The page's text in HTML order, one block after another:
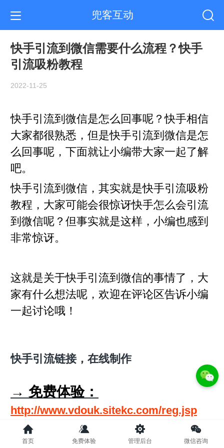
兜客互动
快手引流到微信需要什么流程？快手
引流吸粉教程
2022-11-25
快手引流到微信是怎么回事呢？快手相信
大家都很熟悉，但是快手引流到微信是怎
么回事呢，下面就让小编带大家一起了解
吧。
快手引流到微信，其实就是快手引流吸粉
教程，大家可能会很惊讶快手怎么会引流
到微信呢？但事实就是这样，小编也感到
非常惊讶。
这就是关于快手引流到微信的事情了，大
家有什么想法呢，欢迎在评论区告诉小编
一起讨论哦！
快手引流链接，在线制作
→ 免费体验：
http://www.vdouk.sitekc.com/reg.jsp
首页 免费体验 管理后台 微信咨询